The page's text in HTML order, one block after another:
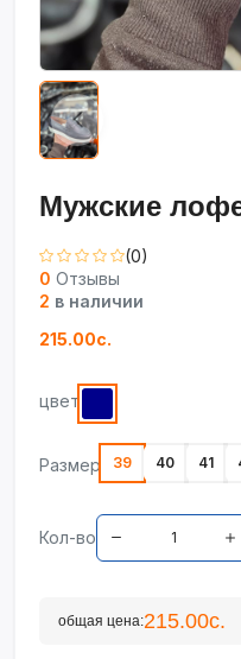
Мужские
(0)
0 Отзывы
2 в наличии
215.00с.
цвет
Размер 39 40 41
Кол-во
общая цена:215.00с.